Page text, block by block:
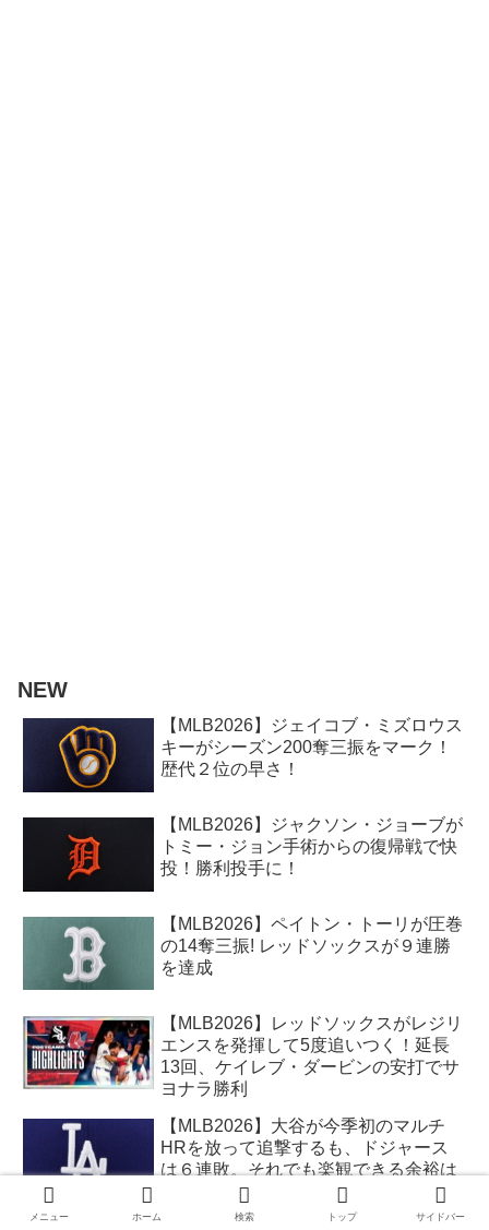
NEW
【MLB2026】ジェイコブ・ミズロウス
キーがシーズン200奪三振をマーク！
歴代２位の早さ！
【MLB2026】ジャクソン・ジョーブが
トミー・ジョン手術からの復帰戦で快
投！勝利投手に！
【MLB2026】ペイトン・トーリが圧巻
の14奪三振! レッドソックスが９連勝
を達成
【MLB2026】レッドソックスがレジリ
エンスを発揮して5度追いつく！延長
13回、ケイレブ・ダービンの安打でサ
ヨナラ勝利
【MLB2026】大谷が今季初のマルチ
HRを放って追撃するも、ドジャース
は６連敗。それでも楽観できる余裕は
メニュー ホーム 検索 トップ サイドバー